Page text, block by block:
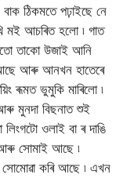
ঠিকমতে পঢ়াইছে নে
মই আচৰিত হলো ৷ গাত
তাকো উজাই আনি
আছে আৰু আনখন হাতেৰে
ৰূমত ভুমুকি মাৰিলো ৷
মুনদা বিছনাত শুই
ওলাই বা ৰ দাঙি
সোমাই আছে ৷
সোমোৱা কৰি আছে ৷ এখন